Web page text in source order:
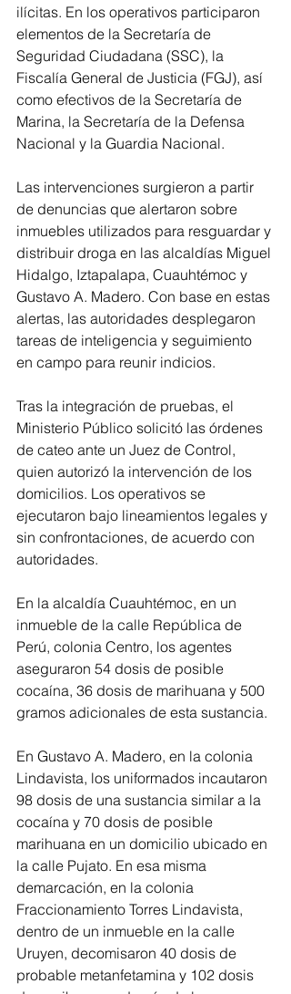
ilícitas. En los operativos participaron
elementos de la Secretaría de
Seguridad Ciudadana (SSC), la
Fiscalía General de Justicia (FGJ), así
como efectivos de la Secretaría de
Marina, la Secretaría de la Defensa
Nacional y la Guardia Nacional.
Las intervenciones surgieron a partir
de denuncias que alertaron sobre
inmuebles utilizados para resguardar y
distribuir droga en las alcaldías Miguel
Hidalgo, Iztapalapa, Cuauhtémoc y
Gustavo A. Madero. Con base en estas
alertas, las autoridades desplegaron
tareas de inteligencia y seguimiento
en campo para reunir indicios.
Tras la integración de pruebas, el
Ministerio Público solicitó las órdenes
de cateo ante un Juez de Control,
quien autorizó la intervención de los
domicilios. Los operativos se
ejecutaron bajo lineamientos legales y
sin confrontaciones, de acuerdo con
autoridades.
En la alcaldía Cuauhtémoc, en un
inmueble de la calle República de
Perú, colonia Centro, los agentes
aseguraron 54 dosis de posible
cocaína, 36 dosis de marihuana y 500
gramos adicionales de esta sustancia.
En Gustavo A. Madero, en la colonia
Lindavista, los uniformados incautaron
98 dosis de una sustancia similar a la
cocaína y 70 dosis de posible
marihuana en un domicilio ubicado en
la calle Pujato. En esa misma
demarcación, en la colonia
Fraccionamiento Torres Lindavista,
dentro de un inmueble en la calle
Uruyen, decomisaron 40 dosis de
probable metanfetamina y 102 dosis